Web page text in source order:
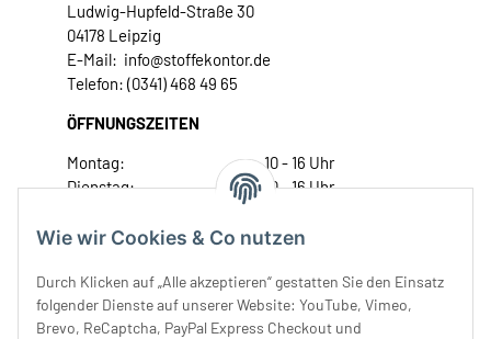
Wie wir Cookies & Co nutzen
Durch Klicken auf „Alle akzeptieren“ gestatten Sie den Einsatz
folgender Dienste auf unserer Website: YouTube, Vimeo,
Brevo, ReCaptcha, PayPal Express Checkout und
Ludwig-Hupfeld-Straße 30
04178 Leipzig
E-Mail: info@stoffekontor.de
Telefon: (0341) 468 49 65
ÖFFNUNGSZEITEN
Montag:
10 - 16 Uhr
Dienstag:
10 - 16 Uhr
Donnerstag:
10 - 18 Uhr
Samstag:
10 - 14 Uhr
Unser Service